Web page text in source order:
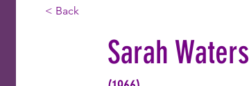
< Back
Sarah Waters